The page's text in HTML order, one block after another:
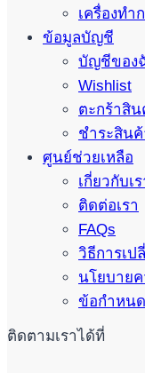
เครื่องท
ข้อมูลบัญชี
บัญชีของ
Wishlist
ตะกร้าสิน
ชำระสินค้
ศูนย์ช่วยเหลือ
เกี่ยวกับเร
ติดต่อเรา
FAQs
วิธีการเ
นโยบาย
ข้อกำหนด
ติดตามเราได้ที่